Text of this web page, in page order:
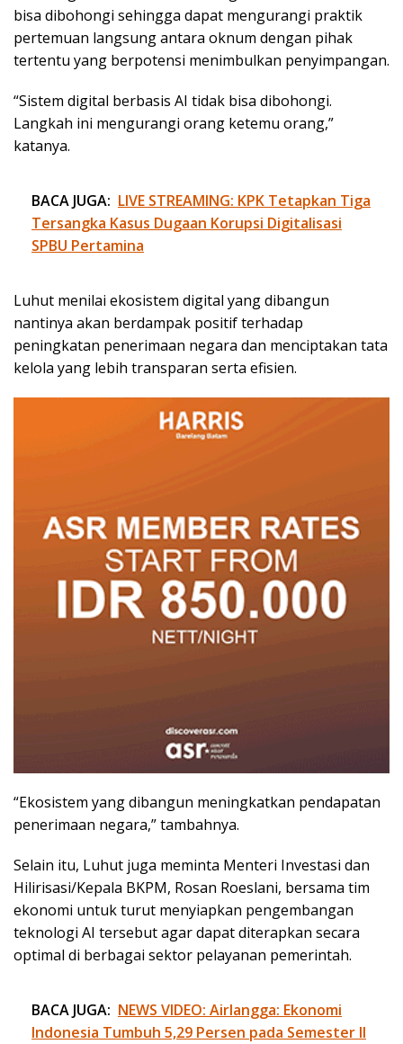
bisa dibohongi sehingga dapat mengurangi praktik
pertemuan langsung antara oknum dengan pihak
tertentu yang berpotensi menimbulkan penyimpangan.
“Sistem digital berbasis AI tidak bisa dibohongi.
Langkah ini mengurangi orang ketemu orang,”
katanya.
BACA JUGA: LIVE STREAMING: KPK Tetapkan Tiga
Tersangka Kasus Dugaan Korupsi Digitalisasi
SPBU Pertamina
Luhut menilai ekosistem digital yang dibangun
nantinya akan berdampak positif terhadap
peningkatan penerimaan negara dan menciptakan tata
kelola yang lebih transparan serta efisien.
“Ekosistem yang dibangun meningkatkan pendapatan
penerimaan negara,” tambahnya.
Selain itu, Luhut juga meminta Menteri Investasi dan
Hilirisasi/Kepala BKPM, Rosan Roeslani, bersama tim
ekonomi untuk turut menyiapkan pengembangan
teknologi AI tersebut agar dapat diterapkan secara
optimal di berbagai sektor pelayanan pemerintah.
BACA JUGA: NEWS VIDEO: Airlangga: Ekonomi
Indonesia Tumbuh 5,29 Persen pada Semester II